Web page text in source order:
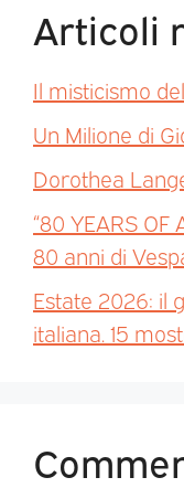
Articoli
Il misticismo
Un Milione di
Dorothea
“80 YEARS OF
80 anni di
Estate 2026: il
italiana. 15